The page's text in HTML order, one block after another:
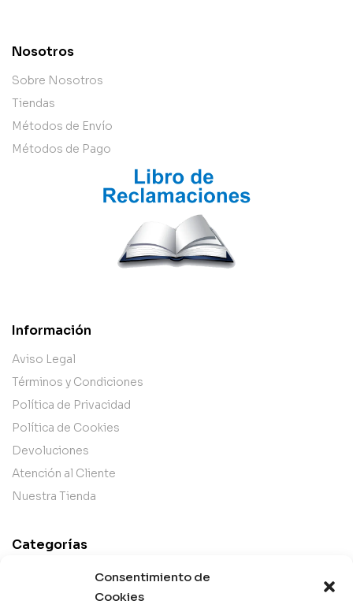
Consentimiento de
Cookies
Nosotros
Sobre Nosotros
Tiendas
Métodos de Envío
Métodos de Pago
Información
Aviso Legal
Términos y Condiciones
Política de Privacidad
Política de Cookies
Devoluciones
Atención al Cliente
Nuestra Tienda
Categorías
Mejor Valorados